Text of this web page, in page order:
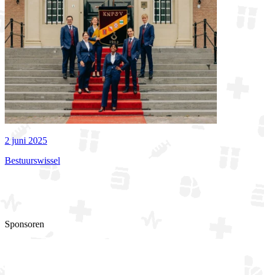
2 juni 2025
Bestuurswissel
Sponsoren